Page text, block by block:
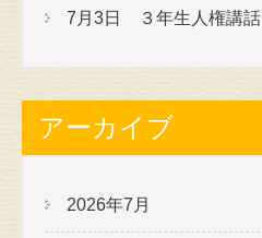
7月3日 ３年生人権講話
アーカイブ
2026年7月